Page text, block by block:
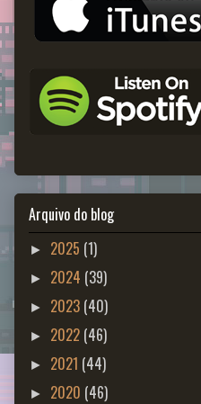
Arquivo do blog
► 2025 (1)
► 2024 (39)
► 2023 (40)
► 2022 (46)
► 2021 (44)
► 2020 (46)